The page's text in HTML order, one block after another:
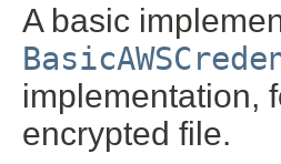
A basic
implementation,
encrypted file.